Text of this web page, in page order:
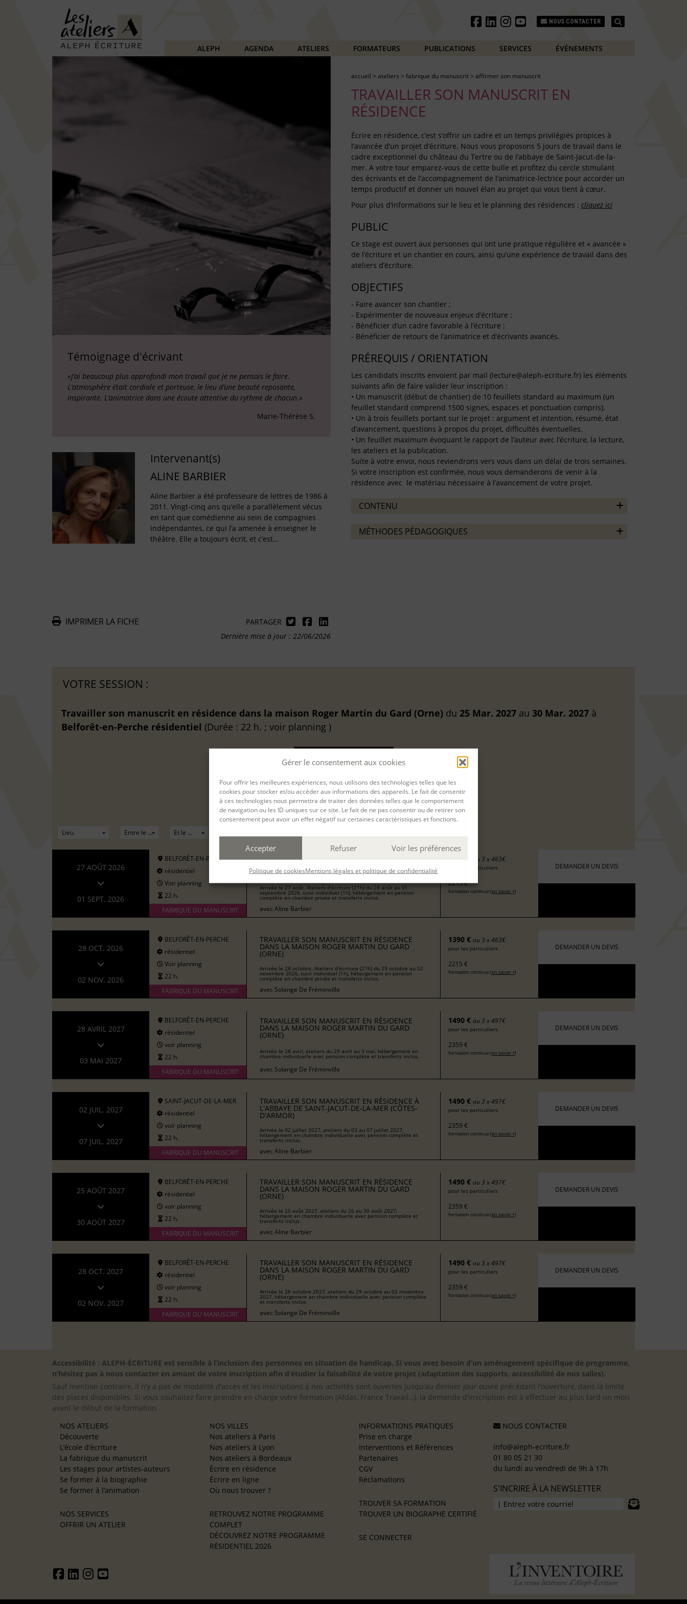
Gérer le consentement aux cookies
Pour offrir les meilleures expériences, nous utilisons des technologies telles que les
cookies pour stocker et/ou accéder aux informations des appareils. Le fait de consentir
à ces technologies nous permettra de traiter des données telles que le comportement
de navigation ou les ID uniques sur ce site. Le fait de ne pas consentir ou de retirer son
consentement peut avoir un effet négatif sur certaines caractéristiques et fonctions.
Accepter Refuser Voir les préférences
Politique de cookiesMentions légales et politique de confidentialité
NOUS CONTACTER
ALEPH AGENDA ATELIERS FORMATEURS PUBLICATIONS SERVICES ÉVÉNEMENTS
Témoignage d'écrivant
«J’ai beaucoup plus approfondi mon travail que je ne pensais le faire.
L’atmosphère était cordiale et porteuse, le lieu d’une beauté reposante,
inspirante. L’animatrice dans une écoute attentive du rythme de chacun.»
Marie-Thérèse S.
Intervenant(s)
ALINE BARBIER
Aline Barbier a été professeure de lettres de 1986 à
2011. Vingt-cinq ans qu’elle a parallèlement vécus
en tant que comédienne au sein de compagnies
indépendantes, ce qui l’a amenée à enseigner le
théâtre. Elle a toujours écrit, et c’est…
IMPRIMER LA FICHE
PARTAGER
Dernière mise à jour : 22/06/2026
accueil > ateliers > fabrique du manuscrit> affirmer son manuscrit
TRAVAILLER SON MANUSCRIT EN
RÉSIDENCE
Écrire en résidence, c’est s’offrir un cadre et un temps privilégiés propices à
l’avancée d’un projet d’écriture. Nous vous proposons 5 jours de travail dans le
cadre exceptionnel du château du Tertre ou de l’abbaye de Saint-Jacut-de-la-
mer. A votre tour emparez-vous de cette bulle et profitez du cercle stimulant
des écrivants et de l’accompagnement de l’animatrice-lectrice pour accorder un
temps productif et donner un nouvel élan au projet qui vous tient à cœur.
Pour plus d’informations sur le lieu et le planning des résidences : cliquez ici
PUBLIC
Ce stage est ouvert aux personnes qui ont une pratique régulière et « avancée »
de l’écriture et un chantier en cours, ainsi qu’une expérience de travail dans des
ateliers d’écriture.
OBJECTIFS
- Faire avancer son chantier ;
- Expérimenter de nouveaux enjeux d’écriture ;
- Bénéficier d’un cadre favorable à l’écriture ;
- Bénéficier de retours de l’animatrice et d’écrivants avancés.
PRÉREQUIS / ORIENTATION
Les candidats inscrits envoient par mail (lecture@aleph-ecriture.fr) les éléments
suivants afin de faire valider leur inscription :
• Un manuscrit (début de chantier) de 10 feuillets standard au maximum (un
feuillet standard comprend 1500 signes, espaces et ponctuation compris),
• Un à trois feuillets portant sur le projet : argument et intention, résumé, état
d’avancement, questions à propos du projet, difficultés éventuelles.
• Un feuillet maximum évoquant le rapport de l’auteur avec l’écriture, la lecture,
les ateliers et la publication.
Suite à votre envoi, nous reviendrons vers vous dans un délai de trois semaines.
Si votre inscription est confirmée, nous vous demanderons de venir à la
résidence avec le matériau nécessaire à l’avancement de votre projet.
CONTENU
MÉTHODES PÉDAGOGIQUES
VOTRE SESSION :
Travailler son manuscrit en résidence dans la maison Roger Martin du Gard (Orne) du 25 Mar. 2027 au 30 Mar. 2027 à
Belforêt-en-Perche résidentiel (Durée : 22 h. ; voir planning )
DEMANDER UN DEVIS
27 AOÛT 2026
01 SEPT. 2026
BELFORÊT-EN-PERCHE
résidentiel
Voir planning
22 h.
FABRIQUE DU MANUSCRIT
TRAVAILLER SON MANUSCRIT EN RÉSIDENCE
(ORNE)
Arrivée le 27 août. Ateliers d'écriture (21h) du 28 août au 01
septembre 2026, suivi individuel (1h), hébergement en pension
complète en chambre privée et transferts inclus.
avec Aline Barbier
ou 3 x 463€
pour les particuliers
2215 €
formation continue (en savoir +)
DEMANDER UN DEVIS
28 OCT. 2026
02 NOV. 2026
BELFORÊT-EN-PERCHE
résidentiel
Voir planning
22 h.
FABRIQUE DU MANUSCRIT
TRAVAILLER SON MANUSCRIT EN RÉSIDENCE
DANS LA MAISON ROGER MARTIN DU GARD
(ORNE)
Arrivée le 28 octobre. Ateliers d'écriture (21h) du 29 octobre au 02
novembre 2026, suivi individuel (1h), hébergement en pension
complète en chambre privée et transferts inclus.
avec Solange De Fréminville
1390 € ou 3 x 463€
pour les particuliers
2215 €
formation continue (en savoir +)
DEMANDER UN DEVIS
28 AVRIL 2027
03 MAI 2027
BELFORÊT-EN-PERCHE
résidentiel
voir planning
22 h.
FABRIQUE DU MANUSCRIT
TRAVAILLER SON MANUSCRIT EN RÉSIDENCE
DANS LA MAISON ROGER MARTIN DU GARD
(ORNE)
Arrivée le 28 avril, ateliers du 29 avril au 3 mai, hébergement en
chambre individuelle avec pension complète et transferts inclus.
avec Solange De Fréminville
1490 € ou 3 x 497€
pour les particuliers
2359 €
formation continue (en savoir +)
DEMANDER UN DEVIS
02 JUIL. 2027
07 JUIL. 2027
SAINT-JACUT-DE-LA-MER
résidentiel
voir planning
22 h.
FABRIQUE DU MANUSCRIT
TRAVAILLER SON MANUSCRIT EN RÉSIDENCE À
L'ABBAYE DE SAINT-JACUT-DE-LA-MER (CÔTES-
D'ARMOR)
Arrivée le 02 juillet 2027, ateliers du 03 au 07 juillet 2027,
hébergement en chambre individuelle avec pension complète et
transferts inclus.
avec Aline Barbier
1490 € ou 3 x 497€
pour les particuliers
2359 €
formation continue (en savoir +)
DEMANDER UN DEVIS
25 AOÛT 2027
30 AOÛT 2027
BELFORÊT-EN-PERCHE
résidentiel
voir planning
22 h.
FABRIQUE DU MANUSCRIT
TRAVAILLER SON MANUSCRIT EN RÉSIDENCE
DANS LA MAISON ROGER MARTIN DU GARD
(ORNE)
Arrivée le 25 août 2027, ateliers du 26 au 30 août 2027,
hébergement en chambre individuelle avec pension complète et
transferts inclus.
avec Aline Barbier
1490 € ou 3 x 497€
pour les particuliers
2359 €
formation continue (en savoir +)
DEMANDER UN DEVIS
28 OCT. 2027
02 NOV. 2027
BELFORÊT-EN-PERCHE
résidentiel
voir planning
22 h.
FABRIQUE DU MANUSCRIT
TRAVAILLER SON MANUSCRIT EN RÉSIDENCE
DANS LA MAISON ROGER MARTIN DU GARD
(ORNE)
Arrivée le 28 octobre 2027, ateliers du 29 octobre au 02 novembre
2027, hébergement en chambre individuelle avec pension complète
et transferts inclus.
avec Solange De Fréminville
1490 € ou 3 x 497€
pour les particuliers
2359 €
formation continue (en savoir +)
DEMANDER UN DEVIS
Accessibilité : ALEPH-ÉCRITURE est sensible à l’inclusion des personnes en situation de handicap. Si vous avez besoin d’un aménagement spécifique de programme,
n’hésitez pas à nous contacter en amont de votre inscription afin d’étudier la faisabilité de votre projet (adaptation des supports, accessibilité de nos salles).
Sauf mention contraire, il n’y a pas de modalité d’accès et les inscriptions à nos activités sont ouvertes jusqu’au dernier jour ouvré précédant l’ouverture, dans la limite
des places disponibles. Si vous souhaitez faire prendre en charge votre formation (Afdas, France Travail…), la demande d’inscription est à effectuer au plus tard un mois
avant le début de la formation.
NOS ATELIERS
Découverte
L’école d’écriture
La fabrique du manuscrit
Les stages pour artistes-auteurs
Se former à la biographie
Se former à l’animation
NOS SERVICES
OFFRIR UN ATELIER
NOS VILLES
Nos ateliers à Paris
Nos ateliers à Lyon
Nos ateliers à Bordeaux
Écrire en résidence
Écrire en ligne
Où nous trouver ?
RETROUVEZ NOTRE PROGRAMME
COMPLET
DÉCOUVREZ NOTRE PROGRAMME
RÉSIDENTIEL 2026
INFORMATIONS PRATIQUES
Prise en charge
Interventions et Références
Partenaires
CGV
Réclamations
TROUVER SA FORMATION
TROUVER UN BIOGRAPHE CERTIFIÉ
SE CONNECTER
NOUS CONTACTER
info@aleph-ecriture.fr
01 80 05 21 30
du lundi au vendredi de 9h à 17h
S'INCRIRE À LA NEWSLETTER